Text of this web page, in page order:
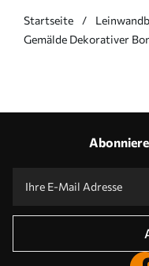
Startseite
Gemälde Dekorativer